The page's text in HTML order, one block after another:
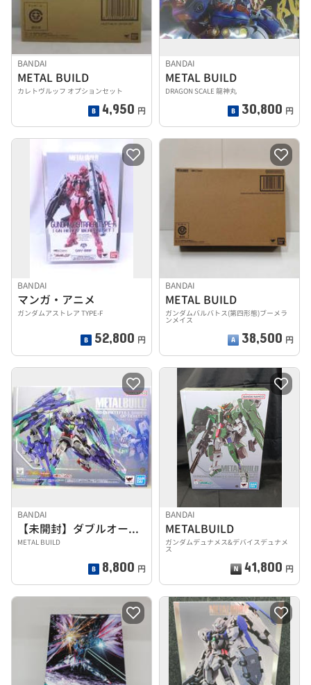
BANDAI
METAL BUILD
カレトヴルッフ オプションセット
4,950 円
BANDAI
METAL BUILD
DRAGON SCALE 龍神丸
30,800 円
BANDAI
マンガ・アニメ
ガンダムアストレア TYPE-F
52,800 円
BANDAI
METAL BUILD
ガンダムバルバトス(第四形態)ブーメラ
ンメイス
38,500 円
BANDAI
【未開封】ダブルオークアンタ フルセイバー用オプションセット
METAL BUILD
8,800 円
BANDAI
METALBUILD
ガンダムデュナメス&デバイスデュナメ
ス
41,800 円